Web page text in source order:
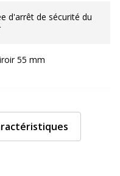
d'arrêt de sécurité du
55 mm
(PS)